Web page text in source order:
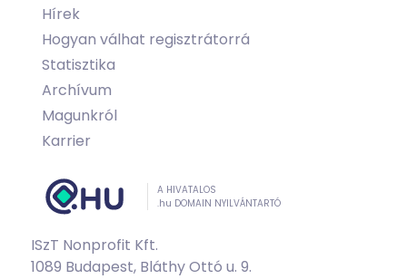
Hírek
Hogyan válhat regisztrátorrá
Statisztika
Archívum
Magunkról
Karrier
A HIVATALOS
.hu DOMAIN NYILVÁNTARTÓ
ISzT Nonprofit Kft.
1089 Budapest, Bláthy Ottó u. 9.